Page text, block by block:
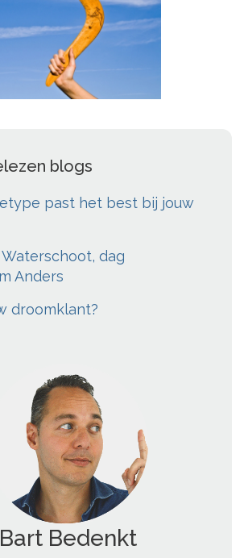
blogs
past het best bij jouw
dag
Anders
droomklant?
';